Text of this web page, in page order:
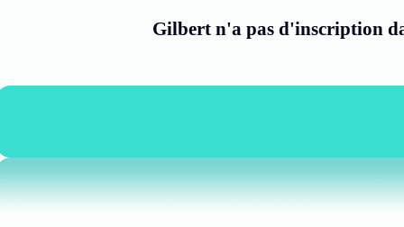
Gilbert n'a pas d'inscription